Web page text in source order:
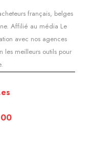
français, belges
Affilié au média Le
avec nos agences
les meilleurs outils pour